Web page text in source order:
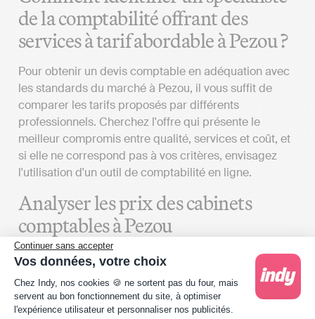
Continuer sans accepter
Vos données, votre choix
Plateforme de Gestion du Consentement :
Chez Indy, nos cookies 🍪 ne sortent pas du four, mais
servent au bon fonctionnement du site, à optimiser
l'expérience utilisateur et personnaliser nos publicités.
de la comptabilité offrant des
services à tarif abordable à Pezou ?
Pour obtenir un devis comptable en adéquation avec
les standards du marché à Pezou, il vous suffit de
comparer les tarifs proposés par différents
professionnels. Cherchez l'offre qui présente le
meilleur compromis entre qualité, services et coût, et
si elle ne correspond pas à vos critères, envisagez
l'utilisation d'un outil de comptabilité en ligne.
Analyser les prix des cabinets
comptables à Pezou
Plusieurs critères sont à prendre en compte pour
comparer des devis d’expert-comptable à Pezou :
Définir vos besoins: Le tarif de la mission d’un